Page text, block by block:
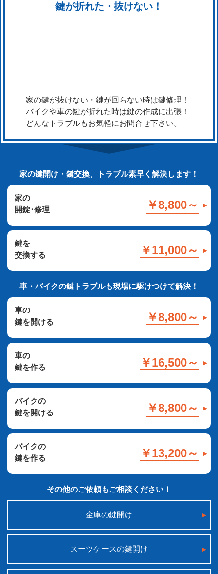
鍵が折れた・抜けない！
家の鍵が抜けない・鍵が回らない時は鍵修理！
バイクや車の鍵が折れた時は鍵の作成に出張！
どんなトラブルもお気軽にお問合せ下さい。
家の鍵開け・鍵交換、トラブル素早く解決します！
家の
開錠･修理
￥8,800～
鍵を
交換する
￥11,000～
車・バイクの鍵トラブルも現場に駆けつけて解決！
車の
鍵を開ける
￥8,800～
車の
鍵を作る
￥16,500～
バイクの
鍵を開ける
￥8,800～
バイクの
鍵を作る
￥13,200～
その他のご依頼もご相談ください！
金庫の鍵開け
スーツケースの鍵開け